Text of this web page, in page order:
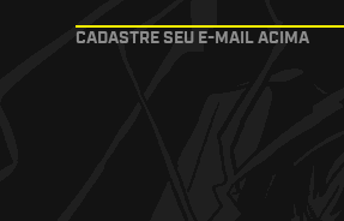
CADASTRE SEU E-MAIL ACIMA